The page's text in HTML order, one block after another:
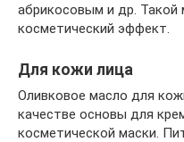
абрикосовым и др. Такой
косметический эффект.
Для кожи лица
Оливковое масло для
качестве основы для
косметической маски.